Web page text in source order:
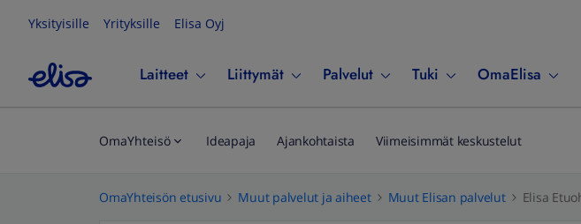
Yksityisille Yrityksille Elisa Oyj
Laitteet Liittymät Palvelut Tuki OmaElisa
OmaYhteisö Ideapaja Ajankohtaista Viimeisimmät keskustelut
OmaYhteisön etusivu Muut palvelut ja aiheet Muut Elisan palvelut Elisa